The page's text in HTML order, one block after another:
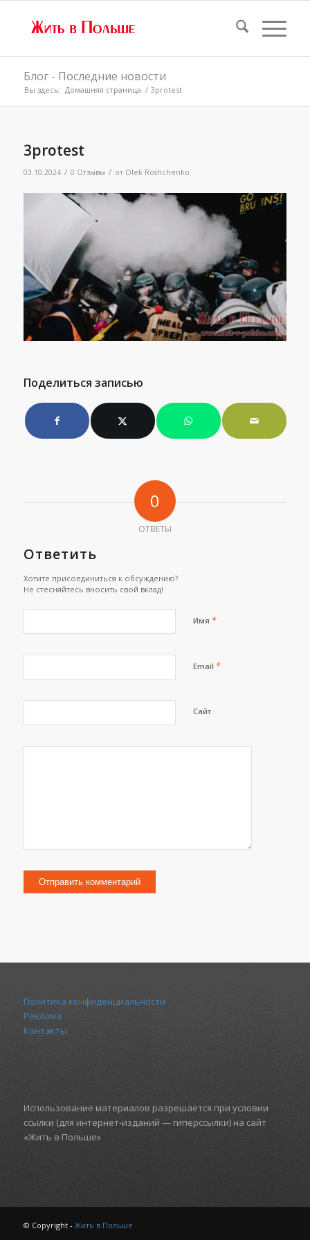
Блог - Последние новости
Вы здесь: Домашняя страница / 3protest
3protest
03.10.2024 / 0 Отзывы / от Olek Roshchenko
Поделиться записью
0
ОТВЕТЫ
Ответить
Хотите присоединиться к обсуждению?
Не стесняйтесь вносить свой вклад!
Имя *
Email *
Сайт
Политика конфиденциальности
Реклама
Контакты
Использование материалов разрешается при условии
ссылки (для интернет-изданий — гиперссылки) на сайт
«Жить в Польше»
© Copyright - Жить в Польше